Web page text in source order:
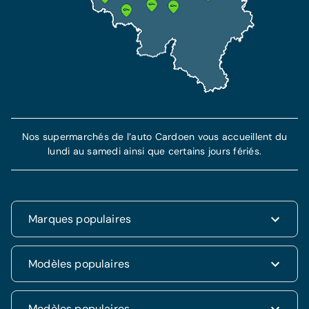
En savoir plus
Plus d'information
Marques populaires
Renault
Dacia
Modèles populaires
Renault Clio
Nos supermarchés de l’auto Cardoen vous accueillent du
lundi au samedi ainsi que certains jours fériés.